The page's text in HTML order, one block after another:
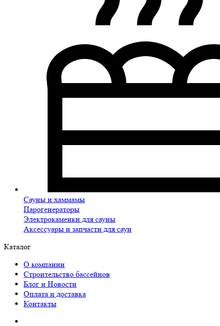
Сауны и хаммамы
Парогенераторы
Электрокаменки для сауны
Аксессуары и запчасти для саун
Каталог
О компании
Строительство бассейнов
Блог и Новости
Оплата и доставка
Контакты